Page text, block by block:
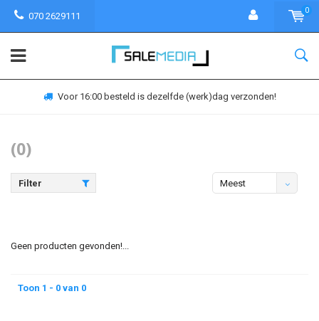
070 2629111
0
Voor 16:00 besteld is dezelfde (werk)dag verzonden!
(0)
Filter
Meest
Geen producten gevonden!...
Toon 1 - 0 van 0